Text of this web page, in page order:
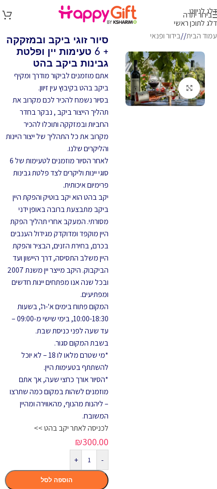
דלג לניווט
דלג לתוכן ראשי
בירור יתרה
עמוד הבית/ בידור ופנאי
לחץ להגדלה
סיור זוגי ביקב ובמזקקה
+ 6 טעימות יין ופלטת
גבינות ביקב בהט
אתם מוזמנים לביקור מודרך ומקיף
ביקב בהט בקיבוץ עין זיוון.
בסיור נשמח להכיר לכם מקרוב את
תהליך הייצור ביקב , נבקר בחדר
החביות ובמזקקה ותוכלו להכיר
מקרוב את כל התהליך של ייצור היינות
והליקרים שלנו.
לאחר הסיור מוזמנים לטעימות של 6
סוגי יינות וליקרים לצד פלטת גבינות
פרימיום איכותית.
יקב בהט הוא יקב בוטיק והפקת היין
ביקב מתבצעת ברובה באופן ידני
מסורתי. המעקב אחרי תהליך הפקת
היין מוקפד ומדוקדק מגידול הענבים
בכרם, בחירת הזנים, הבציר והפקת
היין משלב התסיסה, דרך היישון ועד
הביקבוק. היקב מייצר יין משנת 2007
ובכל שנה אנו מפתחים יינות חדשים
ומפתיעים.
המקום פתוח בימים א'-ה', בשעות
10:00-18:30, בימי שישי מ-09:00 –
עד שעה לפני כניסת שבת.
בשבת המקום סגור.
*מי שטרם מלאו לו 18 – לא יוכל
להשתתף בטעימות היין.
*הסיור אורך כחצי שעה, אך אתם
מוזמנים לשהות במקום כמה שתרצו
– ליהנות מהנוף, מהאווירה ומהיין
המשובח.
לכניסה לאתר יקב בהט >>
₪300.00
-
+
הוספה לסל